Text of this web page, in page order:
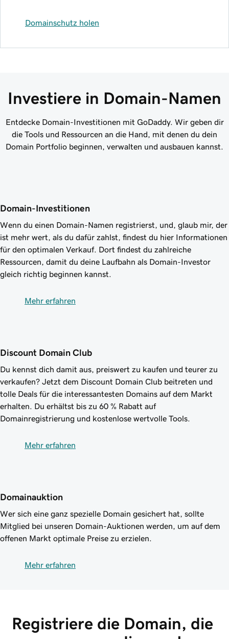
Domainschutz holen
Investiere in Domain-Namen
Entdecke Domain-Investitionen mit GoDaddy. Wir geben dir
die Tools und Ressourcen an die Hand, mit denen du dein
Domain Portfolio beginnen, verwalten und ausbauen kannst.
Domain-Investitionen
Wenn du einen Domain-Namen registrierst, und, glaub mir, der
ist mehr wert, als du dafür zahlst, findest du hier Informationen
für den optimalen Verkauf. Dort findest du zahlreiche
Ressourcen, damit du deine Laufbahn als Domain-Investor
gleich richtig beginnen kannst.
Mehr erfahren
Discount Domain Club
Du kennst dich damit aus, preiswert zu kaufen und teurer zu
verkaufen? Jetzt dem Discount Domain Club beitreten und
tolle Deals für die interessantesten Domains auf dem Markt
erhalten. Du erhältst bis zu 60 % Rabatt auf
Domainregistrierung und kostenlose wertvolle Tools.
Mehr erfahren
Domainauktion
Wer sich eine ganz spezielle Domain gesichert hat, sollte
Mitglied bei unseren Domain-Auktionen werden, um auf dem
offenen Markt optimale Preise zu erzielen.
Mehr erfahren
Registriere die Domain, die